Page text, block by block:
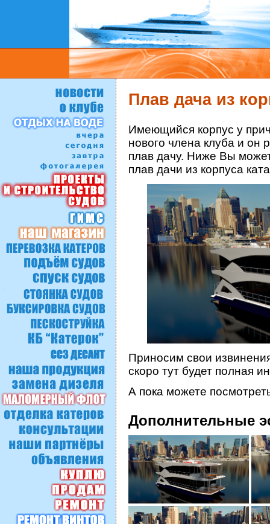
Плав дача из
Имеющийся корпус у
нового члена клуба и он
плав дачу. Ниже Вы
плав дачи из корпуса
Приносим свои
скоро тут будет полная
А пока можете
Дополнительные